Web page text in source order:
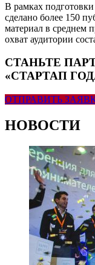
В рамках
сделано более 150
материал в среднем
охват аудитории
СТАНЬТЕ
«СТАРТАП
ОТПРАВИТЬ
НОВОСТИ